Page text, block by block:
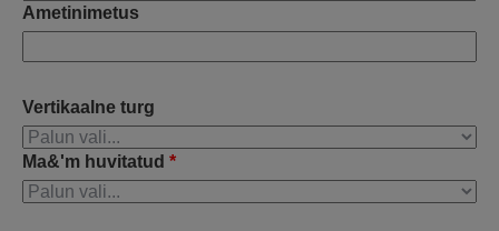
Ametinimetus
Vertikaalne turg
Ma&'m huvitatud *